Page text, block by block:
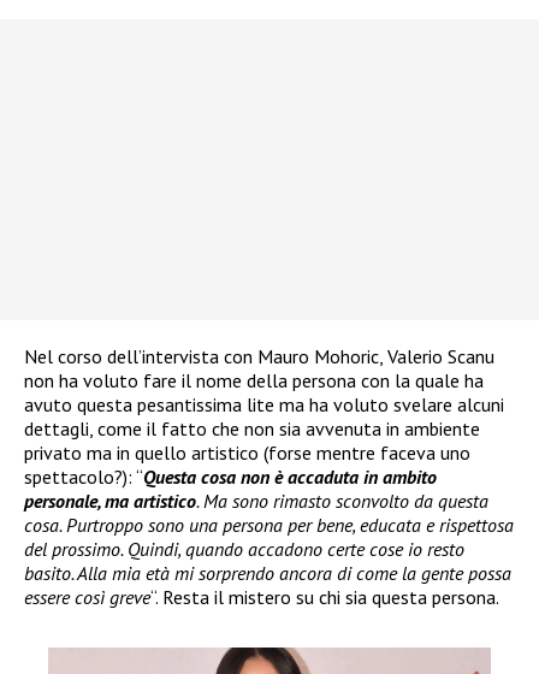
Nel corso dell’intervista con Mauro Mohoric, Valerio Scanu
non ha voluto fare il nome della persona con la quale ha
avuto questa pesantissima lite ma ha voluto svelare alcuni
dettagli, come il fatto che non sia avvenuta in ambiente
privato ma in quello artistico (forse mentre faceva uno
spettacolo?): “Questa cosa non è accaduta in ambito
personale, ma artistico. Ma sono rimasto sconvolto da questa
cosa. Purtroppo sono una persona per bene, educata e rispettosa
del prossimo. Quindi, quando accadono certe cose io resto
basito. Alla mia età mi sorprendo ancora di come la gente possa
essere così greve“. Resta il mistero su chi sia questa persona.